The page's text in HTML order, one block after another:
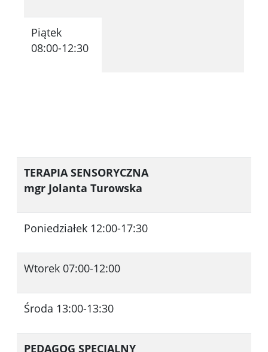
Piątek
08:00-12:30
TERAPIA SENSORYCZNA
mgr Jolanta Turowska
Poniedziałek 12:00-17:30
Wtorek 07:00-12:00
Środa 13:00-13:30
PEDAGOG SPECJALNY